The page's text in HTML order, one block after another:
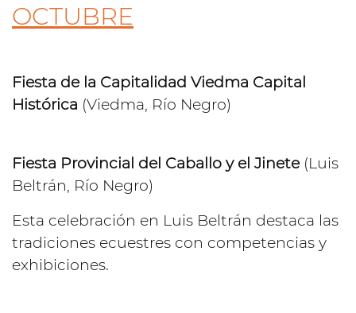
OCTUBRE
Fiesta de la Capitalidad Viedma Capital
Histórica (Viedma, Río Negro)
Fiesta Provincial del Caballo y el Jinete(Luis
Beltrán, Río Negro)
Esta celebración en Luis Beltrán destaca las
tradiciones ecuestres con competencias y
exhibiciones.